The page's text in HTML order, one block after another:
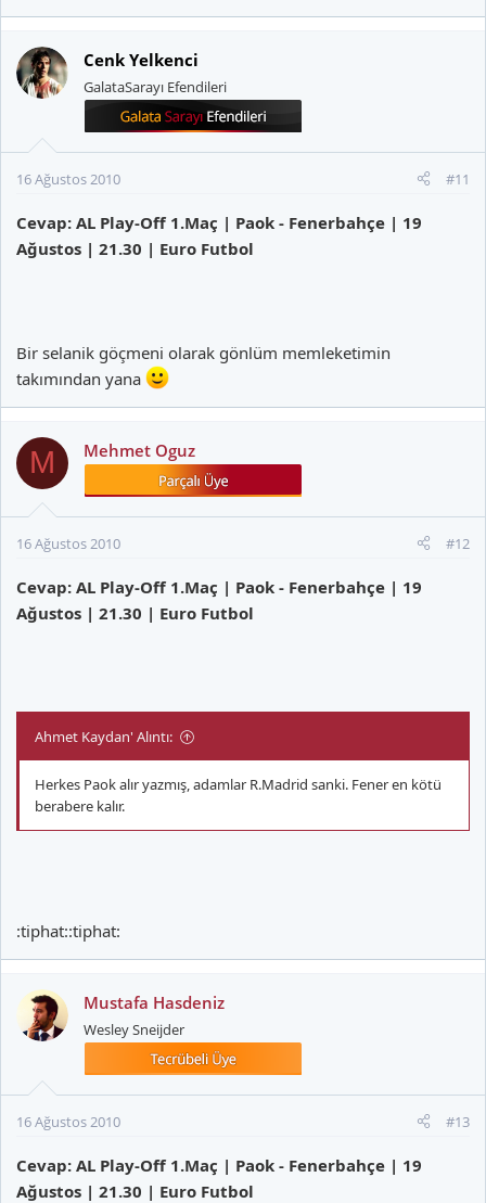
Cenk Yelkenci
GalataSarayı Efendileri
16 Ağustos 2010 #11
Cevap: AL Play-Off 1.Maç | Paok - Fenerbahçe | 19
Ağustos | 21.30 | Euro Futbol
Bir selanik göçmeni olarak gönlüm memleketimin
takımından yana
M Mehmet Oguz
16 Ağustos 2010 #12
Cevap: AL Play-Off 1.Maç | Paok - Fenerbahçe | 19
Ağustos | 21.30 | Euro Futbol
Ahmet Kaydan' Alıntı:
Herkes Paok alır yazmış, adamlar R.Madrid sanki. Fener en kötü
berabere kalır.
:tiphat::tiphat:
Mustafa Hasdeniz
Wesley Sneijder
16 Ağustos 2010 #13
Cevap: AL Play-Off 1.Maç | Paok - Fenerbahçe | 19
Ağustos | 21.30 | Euro Futbol